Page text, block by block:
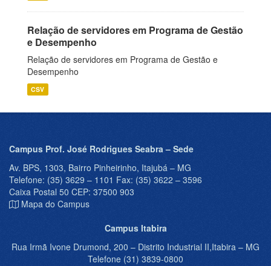
Relação de servidores em Programa de Gestão
e Desempenho
Relação de servidores em Programa de Gestão e
Desempenho
CSV
Campus Prof. José Rodrigues Seabra – Sede
Av. BPS, 1303, Bairro Pinheirinho, Itajubá – MG
Telefone: (35) 3629 – 1101 Fax: (35) 3622 – 3596
Caixa Postal 50 CEP: 37500 903
Mapa do Campus
Campus Itabira
Rua Irmã Ivone Drumond, 200 – Distrito Industrial II,Itabira – MG
Telefone (31) 3839-0800